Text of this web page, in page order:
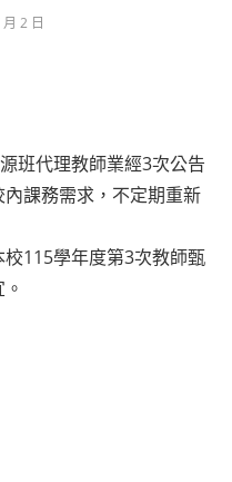
2 日
班代理教師業經3次公告
課務需求，不定期重新
校115學年度第3次教師甄